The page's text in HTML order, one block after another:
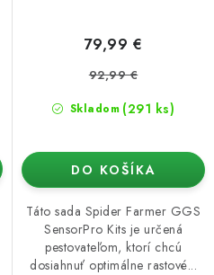
Skladom (291 ks)
79,99 €
92,99 €
DO KOŠÍKA
Táto sada Spider Farmer GGS
SensorPro Kits je určená
pestovateľom, ktorí chcú
dosiahnuť optimálne rastové...